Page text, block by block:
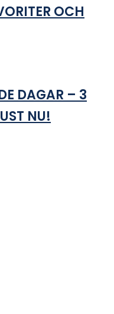
OCH
DAGAR – 3
NU!